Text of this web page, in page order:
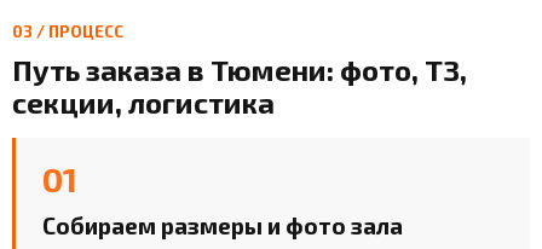
03 / ПРОЦЕСС
Путь заказа в Тюмени: фото, ТЗ,
секции, логистика
01
Собираем размеры и фото зала